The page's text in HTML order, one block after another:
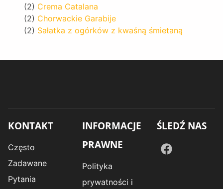
(2) Crema Catalana
(2) Chorwackie Garabije
(2) Sałatka z ogórków z kwaśną śmietaną
KONTAKT
Często
Zadawane
Pytania
INFORMACJE
PRAWNE
Polityka
prywatności i
ŚLEDŹ NAS